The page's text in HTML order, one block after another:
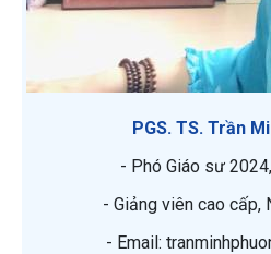
PGS. TS. Trần
- Phó Giáo sư
- Giảng viên cao cấp,
- Email: